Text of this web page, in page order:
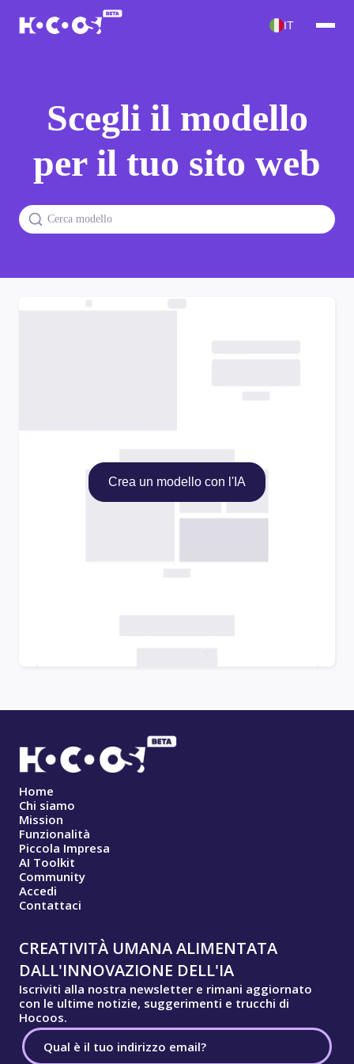
IT
Scegli il modello
per il tuo sito web
Crea un modello con l'IA
Home
Chi siamo
Mission
Funzionalità
Piccola Impresa
AI Toolkit
Community
Accedi
Contattaci
CREATIVITÀ UMANA ALIMENTATA
DALL'INNOVAZIONE DELL'IA
Iscriviti alla nostra newsletter e rimani aggiornato
con le ultime notizie, suggerimenti e trucchi di
Hocoos.